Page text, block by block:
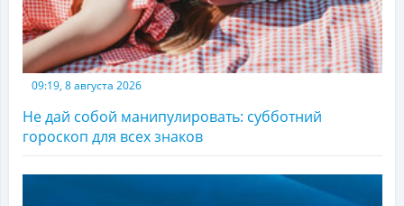
09:19, 8 августа 2026
Не дай собой манипулировать: субботний
гороскоп для всех знаков